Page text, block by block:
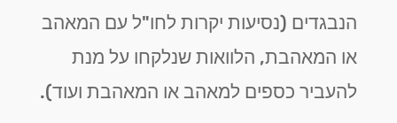
הנבגדים (נסיעות יקרות לחו"ל עם המאהב
או המאהבת, הלוואות שנלקחו על מנת
להעביר כספים למאהב או המאהבת ועוד).